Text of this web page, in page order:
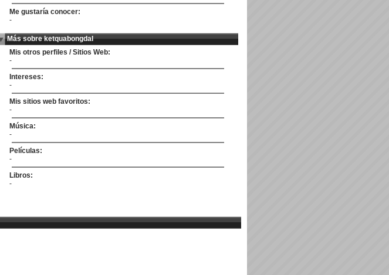
Me gustaría conocer:
-
Más sobre ketquabongdal
Mis otros perfiles / Sitios Web:
-
Intereses:
-
Mis sitios web favoritos:
-
Música:
-
Películas:
-
Libros:
-